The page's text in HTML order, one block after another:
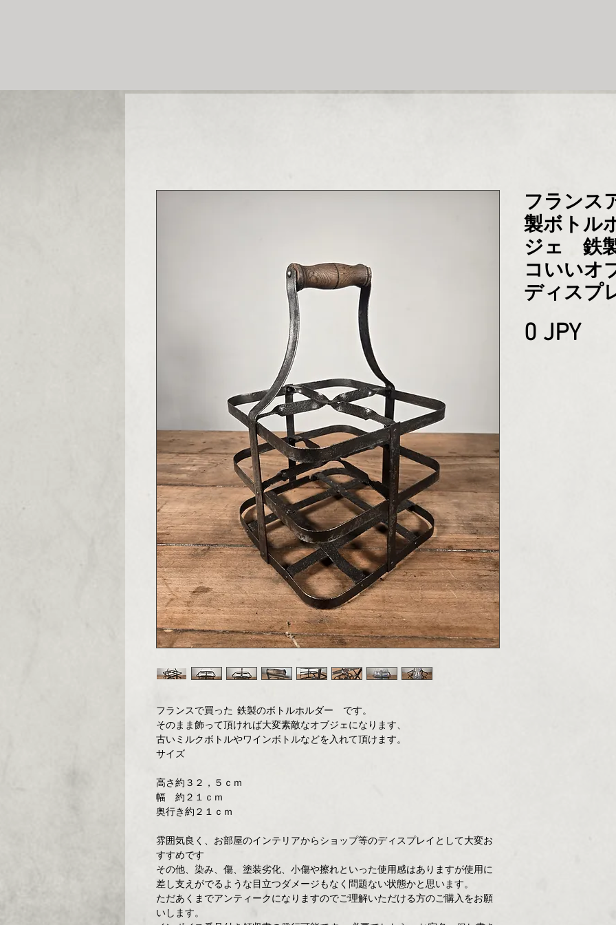
フランスで買った 鉄製のボトルホルダー です。
そのまま飾って頂ければ大変素敵なオブジェになります、
古いミルクボトルやワインボトルなどを入れて頂けます。
サイズ
高さ約３２，５ｃｍ
幅 約２１ｃｍ
奥行き約２１ｃｍ
雰囲気良く、お部屋のインテリアからショップ等のディスプレイとして大変お
すすめです
その他、染み、傷、塗装劣化、小傷や擦れといった使用感はありますが使用に
差し支えがでるような目立つダメージもなく問題ない状態かと思います。
ただあくまでアンティークになりますのでご理解いただける方のご購入をお願
いします。
フラン
製ボトル
ジェ 鉄
コいいオ
ディスプ
0 JPY